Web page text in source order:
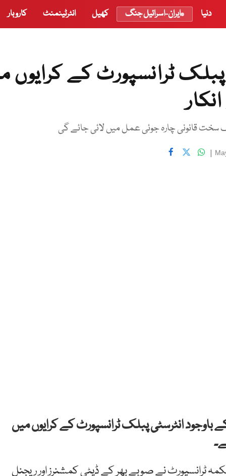
دنیا ایران-اسرائیل جنگ کھیل انٹرٹینمنٹ کاروبار
ٹرانسپورٹ کے کرایوں
سخت قانونی چارہ جوئی عمل میں لائی جائے گی
|
باوجود انٹرسٹی پبلک ٹرانسپورٹ کے کرایوں میں
نے صوبے بھر کے ڈپٹی کمشنرز اور ریجنل